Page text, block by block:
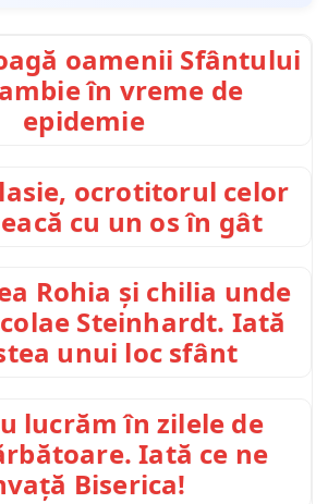
oamenii Sfântului
în vreme de
epidemie
ocrotitorul celor
cu un os în gât
Rohia și chilia unde
Steinhardt. Iată
unui loc sfânt
lucrăm în zilele de
Iată ce ne
Biserica!